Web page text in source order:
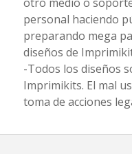
personal haciendo
preparando mega
diseños de
-Todos los diseños
Imprimikits. El mal
toma de acciones